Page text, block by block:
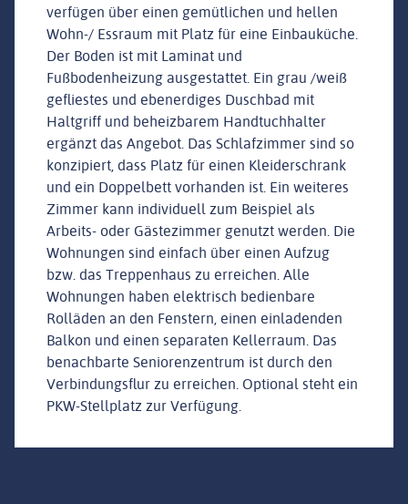
verfügen über einen gemütlichen und hellen
Wohn-/ Essraum mit Platz für eine Einbauküche.
Der Boden ist mit Laminat und
Fußbodenheizung ausgestattet. Ein grau /weiß
gefliestes und ebenerdiges Duschbad mit
Haltgriff und beheizbarem Handtuchhalter
ergänzt das Angebot. Das Schlafzimmer sind so
konzipiert, dass Platz für einen Kleiderschrank
und ein Doppelbett vorhanden ist. Ein weiteres
Zimmer kann individuell zum Beispiel als
Arbeits- oder Gästezimmer genutzt werden. Die
Wohnungen sind einfach über einen Aufzug
bzw. das Treppenhaus zu erreichen. Alle
Wohnungen haben elektrisch bedienbare
Rolläden an den Fenstern, einen einladenden
Balkon und einen separaten Kellerraum. Das
benachbarte Seniorenzentrum ist durch den
Verbindungsflur zu erreichen. Optional steht ein
PKW-Stellplatz zur Verfügung.